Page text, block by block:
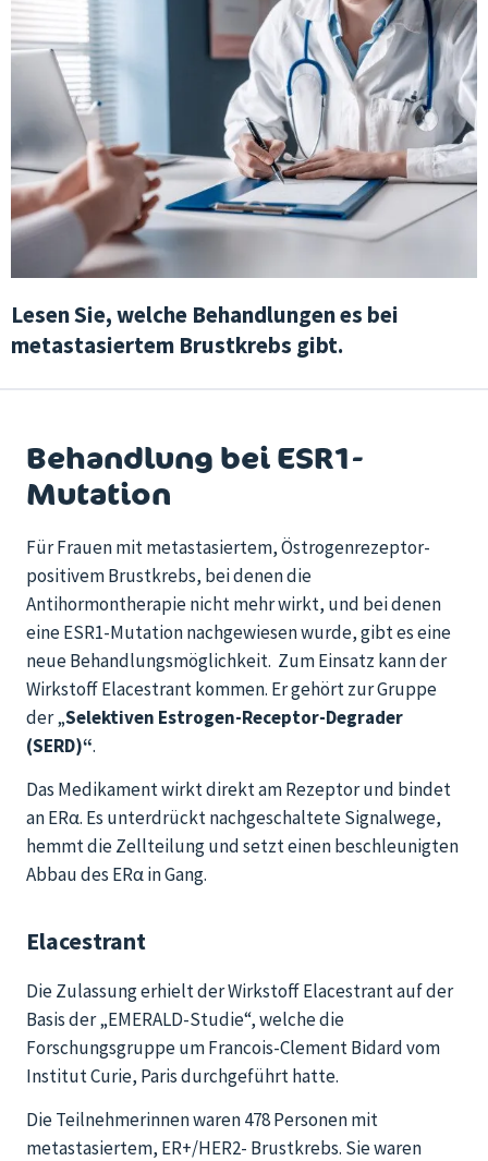
Lesen Sie, welche Behandlungen es bei
metastasiertem Brustkrebs gibt.
Behandlung bei ESR1-
Mutation
Für Frauen mit metastasiertem, Östrogenrezeptor-
positivem Brustkrebs, bei denen die
Antihormontherapie nicht mehr wirkt, und bei denen
eine ESR1-Mutation nachgewiesen wurde, gibt es eine
neue Behandlungsmöglichkeit. Zum Einsatz kann der
Wirkstoff Elacestrant kommen. Er gehört zur Gruppe
der „Selektiven Estrogen-Receptor-Degrader
(SERD)“.
Das Medikament wirkt direkt am Rezeptor und bindet
an ERα. Es unterdrückt nachgeschaltete Signalwege,
hemmt die Zellteilung und setzt einen beschleunigten
Abbau des ERα in Gang.
Elacestrant
Die Zulassung erhielt der Wirkstoff Elacestrant auf der
Basis der „EMERALD-Studie“, welche die
Forschungsgruppe um Francois-Clement Bidard vom
Institut Curie, Paris durchgeführt hatte.
Die Teilnehmerinnen waren 478 Personen mit
metastasiertem, ER+/HER2- Brustkrebs. Sie waren